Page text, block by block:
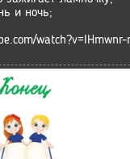
и ночь;
watch?v=IHmwnr-